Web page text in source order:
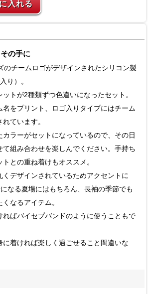
の手に
のチームロゴがデザインされたシリコン製
り）。
トが2種類ずつ色違いになったセット。
名をプリント、ロゴ入りタイプにはチーム
ています。
ラーがセットになっているので、その日
て組み合わせを楽しんでください。手持ち
との重ね着けもオススメ。
デザインされているためアクセントに
なる夏場にはもちろん、長袖の季節でも
なるアイテム。
ればバイセプバンドのように使うこともで
に着ければ楽しく過ごせること間違いな